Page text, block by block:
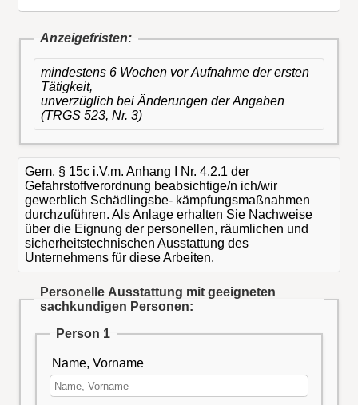
Anzeigefristen:
mindestens 6 Wochen vor Aufnahme der ersten
Tätigkeit,
unverzüglich bei Änderungen der Angaben
(TRGS 523, Nr. 3)
Gem. § 15c i.V.m. Anhang I Nr. 4.2.1 der
Gefahrstoffverordnung beabsichtige/n ich/wir
gewerblich Schädlingsbe- kämpfungsmaßnahmen
durchzuführen. Als Anlage erhalten Sie Nachweise
über die Eignung der personellen, räumlichen und
sicherheitstechnischen Ausstattung des
Unternehmens für diese Arbeiten.
Personelle Ausstattung mit geeigneten
sachkundigen Personen:
Person 1
Name, Vorname